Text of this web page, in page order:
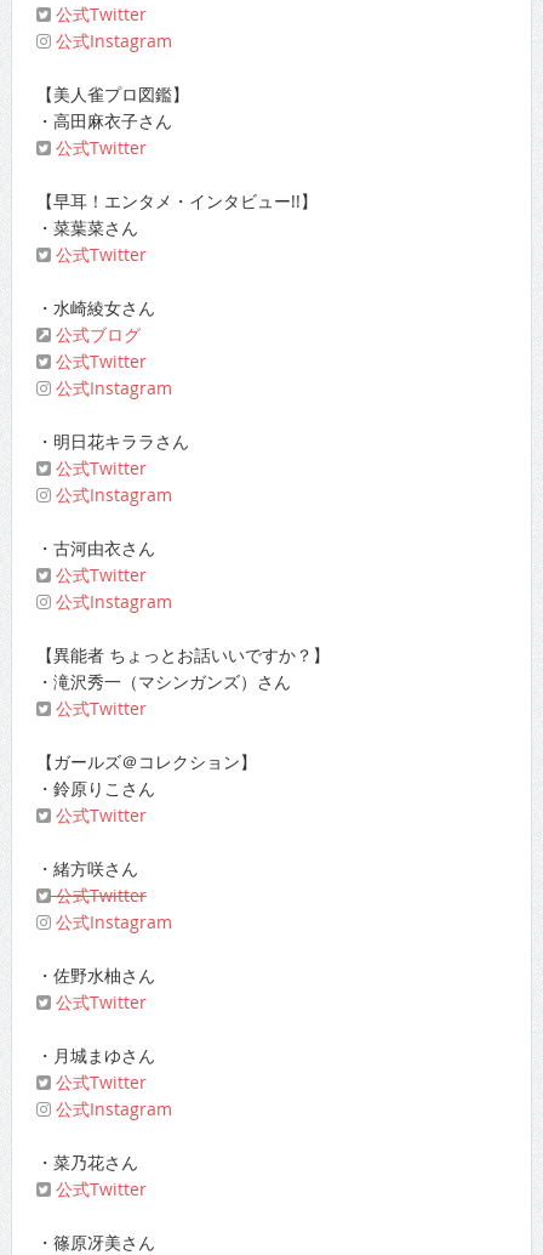
公式Twitter
公式Instagram
【美人雀プロ図鑑】
・高田麻衣子さん
公式Twitter
【早耳！エンタメ・インタビュー!!】
・菜葉菜さん
公式Twitter
・水崎綾女さん
公式ブログ
公式Twitter
公式Instagram
・明日花キララさん
公式Twitter
公式Instagram
・古河由衣さん
公式Twitter
公式Instagram
【異能者 ちょっとお話いいですか？】
・滝沢秀一（マシンガンズ）さん
公式Twitter
【ガールズ＠コレクション】
・鈴原りこさん
公式Twitter
・緒方咲さん
公式Twitter
公式Instagram
・佐野水柚さん
公式Twitter
・月城まゆさん
公式Twitter
公式Instagram
・菜乃花さん
公式Twitter
・篠原冴美さん